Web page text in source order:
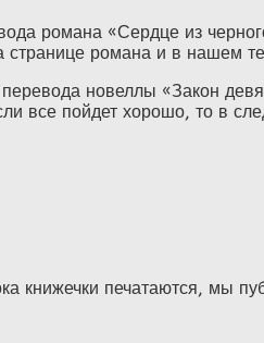
романа «Сердце из
странице романа и в нашем
новеллы «Закон
все пойдет хорошо, то в
книжечки печатаются, мы